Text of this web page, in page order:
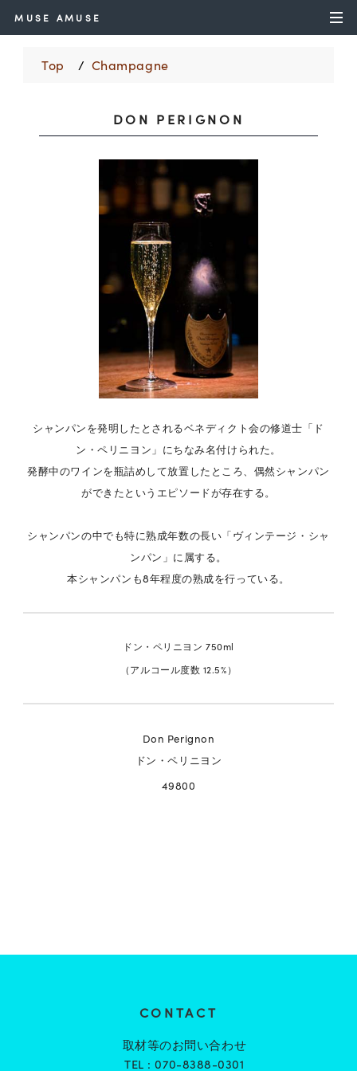
MUSE AMUSE
Top Champagne
DON PERIGNON
シャンパンを発明したとされるベネディクト会の修道士「ド
ン・ペリニヨン」にちなみ名付けられた。
発酵中のワインを瓶詰めして放置したところ、偶然シャンパン
ができたというエピソードが存在する。
シャンパンの中でも特に熟成年数の長い「ヴィンテージ・シャ
ンパン」に属する。
本シャンパンも8年程度の熟成を行っている。
ドン・ペリニヨン 750ml
（アルコール度数 12.5%）
Don Perignon
ドン・ペリニヨン
49800
CONTACT
取材等のお問い合わせ
TEL :070-8388-0301